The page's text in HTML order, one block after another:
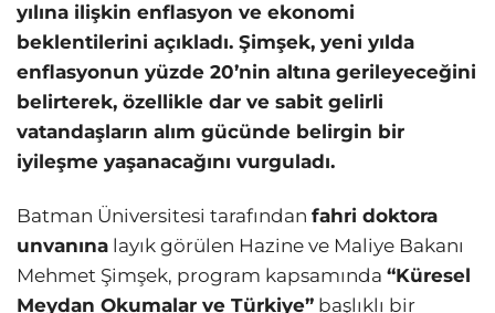
yılına ilişkin enflasyon ve ekonomi
beklentilerini açıkladı. Şimşek, yeni yılda
enflasyonun yüzde 20’nin altına gerileyeceğini
belirterek, özellikle dar ve sabit gelirli
vatandaşların alım gücünde belirgin bir
iyileşme yaşanacağını vurguladı.
Batman Üniversitesi tarafından fahri doktora
unvanına layık görülen Hazine ve Maliye Bakanı
Mehmet Şimşek, program kapsamında “Küresel
Meydan Okumalar ve Türkiye” başlıklı bir